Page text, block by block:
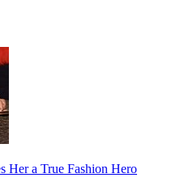
Her a True Fashion Hero